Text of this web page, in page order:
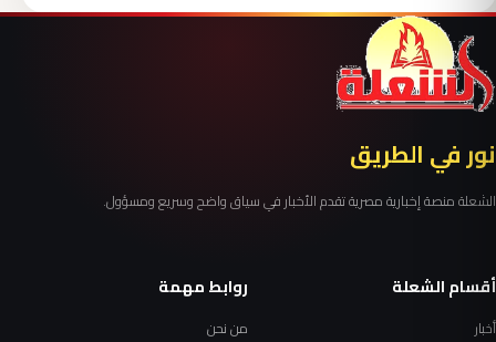
نور في الطريق
الشعلة منصة إخبارية مصرية تقدم الأخبار في سياق واضح وسريع ومسؤول.
أقسام الشعلة
أخبار
روابط مهمة
من نحن